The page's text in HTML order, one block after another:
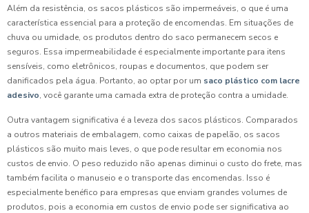
Além da resistência, os sacos plásticos são impermeáveis, o que é uma
característica essencial para a proteção de encomendas. Em situações de
chuva ou umidade, os produtos dentro do saco permanecem secos e
seguros. Essa impermeabilidade é especialmente importante para itens
sensíveis, como eletrônicos, roupas e documentos, que podem ser
danificados pela água. Portanto, ao optar por um saco plástico com lacre
adesivo, você garante uma camada extra de proteção contra a umidade.
Outra vantagem significativa é a leveza dos sacos plásticos. Comparados
a outros materiais de embalagem, como caixas de papelão, os sacos
plásticos são muito mais leves, o que pode resultar em economia nos
custos de envio. O peso reduzido não apenas diminui o custo do frete, mas
também facilita o manuseio e o transporte das encomendas. Isso é
especialmente benéfico para empresas que enviam grandes volumes de
produtos, pois a economia em custos de envio pode ser significativa ao